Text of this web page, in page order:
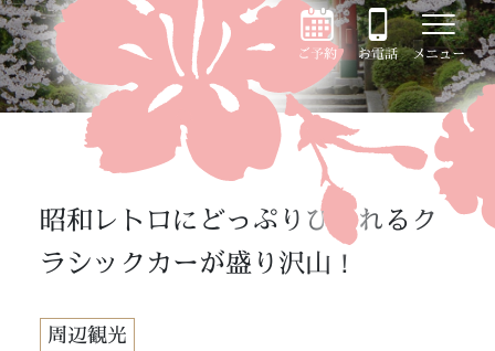
ご予約 お電話 メニュー
昭和レトロにどっぷりひたれるク
ラシックカーが盛り沢山！
周辺観光